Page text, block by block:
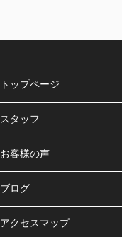
トップページ
スタッフ
お客様の声
ブログ
アクセスマップ